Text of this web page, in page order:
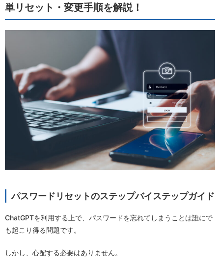
単リセット・変更手順を解説！
パスワードリセットのステップバイステップガイド
ChatGPTを利用する上で、パスワードを忘れてしまうことは誰にで
も起こり得る問題です。
しかし、心配する必要はありません。